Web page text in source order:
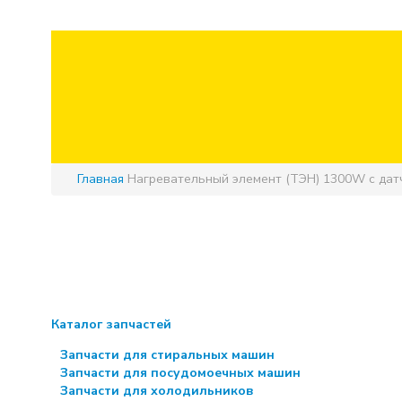
Главная Нагревательный элемент (ТЭН) 1300W с
Каталог запчастей
Запчасти для стиральных машин
Запчасти для посудомоечных машин
Запчасти для холодильников